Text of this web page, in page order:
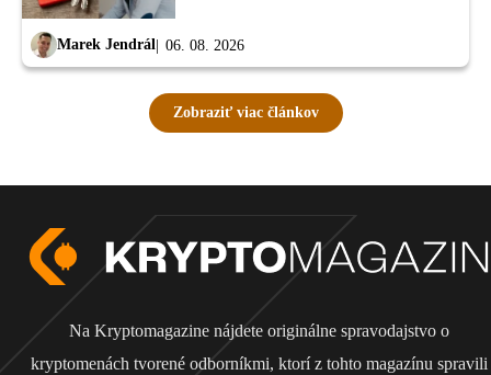
Marek Jendrál 06. 08. 2026
Zobraziť viac článkov
Na Kryptomagazine nájdete originálne spravodajstvo o
kryptomenách tvorené odborníkmi, ktorí z tohto magazínu spravili